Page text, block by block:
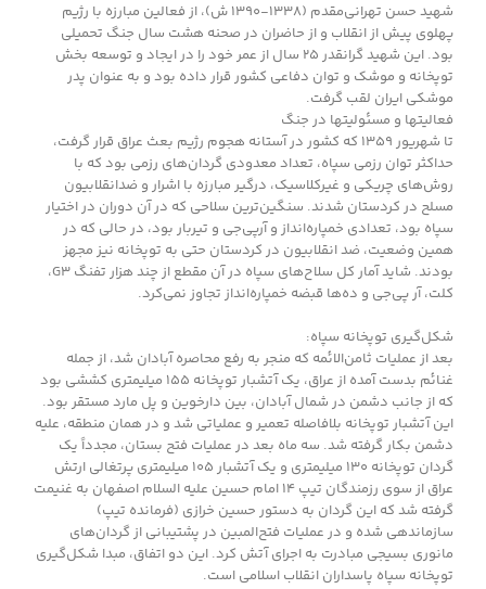
شهید حسن تهرانی‌مقدم (۱۳۳۸-۱۳۹۰ ش)، از فعالین مبارزه با رژیم
پهلوی پیش از انقلاب و از حاضران در صحنه هشت سال جنگ تحمیلی
بود. این شهید گرانقدر ۲۵ سال از عمر خود را در ایجاد و توسعه بخش
توپخانه و موشک و توان دفاعی کشور قرار داده بود و به عنوان پدر
موشکی ایران لقب گرفت.
فعالیتها و مسئولیتها در جنگ
تا شهریور ۱۳۵۹ که کشور در آستانه هجوم رژیم بعث عراق قرار گرفت،
حداکثر توان رزمی سپاه، تعداد معدودی گردان‌های رزمی بود که با
روش‌های چریکی و غیرکلاسیک، درگیر مبارزه با اشرار و ضدانقلابیون
مسلح در کردستان شدند. سنگین‌ترین سلاحی که در آن دوران در اختیار
سپاه بود، تعدادی خمپاره‌انداز و آرپی‌جی و تیربار بود، در حالی که در
همین وضعیت، ضد انقلابیون در کردستان حتی به توپخانه نیز مجهز
بودند. شاید آمار کل سلاح‌های سپاه در آن مقطع از چند هزار تفنگ G۳،
کلت، آر پی‌جی و ده‌‌ها قبضه خمپاره‌انداز تجاوز نمی‌کرد.
شکل‌گیری توپخانه سپاه:
بعد از عملیات ثامن‌الائمه که منجر به رفع محاصره آبادان شد‌، از جمله
غنائم بدست آمده از عراق، یک آتشبار توپخانه ۱۵۵ میلیمتری کششی بود
که از جانب دشمن در شمال آبادان، بین دارخوین و پل مارد مستقر بود.
این آتشبار توپخانه بلافاصله تعمیر و عملیاتی شد و در همان منطقه، علیه
دشمن بکار گرفته شد. سه ماه بعد در عملیات فتح بستان، مجدداً یک
گردان توپخانه ۱۳۰ میلیمتری و یک آتشبار ۱۰۵ میلیمتری پرتغالی ارتش
عراق از سوی رزمندگان تیپ ۱۴ امام حسین علیه السلام اصفهان به غنیمت
گرفته شد که این گردان به دستور حسین خرازی (فرمانده تیپ)
سازماندهی شده و در عملیات فتح‌المبین در پشتیبانی از گردان‌های
مانوری بسیجی مبادرت به اجرای آتش کرد. این دو اتفاق، مبدا شکل‌گیری
توپخانه سپاه پاسداران انقلاب اسلامی است.